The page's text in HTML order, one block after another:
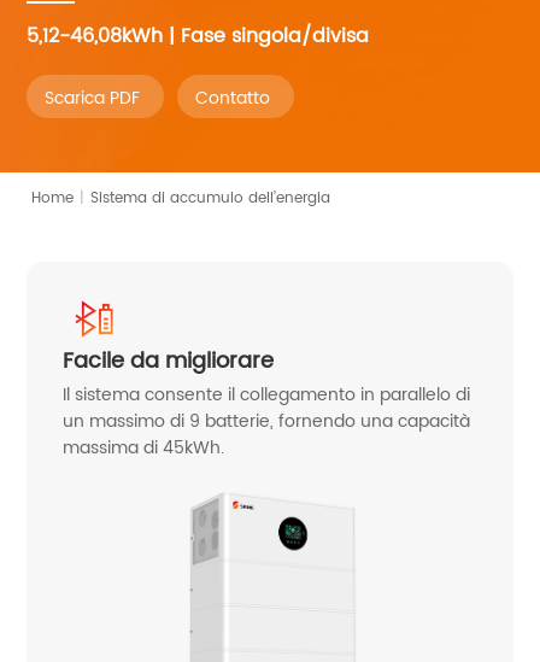
5,12-46,08kWh | Fase singola/divisa
Scarica PDF Contatto
Home | Sistema di accumulo dell’energia
Facile da migliorare
Il sistema consente il collegamento in parallelo di
un massimo di 9 batterie, fornendo una capacità
massima di 45kWh.